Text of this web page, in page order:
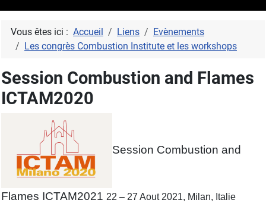
Vous êtes ici : Accueil Liens
Evènements
Les congrès Combustion Institute et les workshops
Session Combustion and Flames
ICTAM2020
Session Combustion and
Flames ICTAM2021 22 – 27 Aout 2021, Milan, Italie